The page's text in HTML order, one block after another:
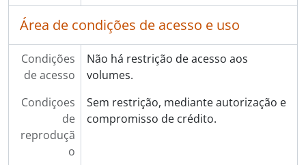
Área de condições de acesso e uso
Condições
de acesso
Não há restrição de acesso aos
volumes.
Condiçoes
de
reproduçã
o
Sem restrição, mediante autorização e
compromisso de crédito.